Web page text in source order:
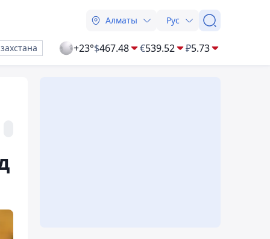
Алматы Рус
+23°$467.48 €539.52 ₽5.73